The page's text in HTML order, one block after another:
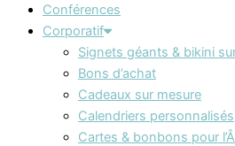
Conférences
Corporatif
Signets géants & bikini
Bons d’achat
Cadeaux sur mesure
Calendriers personnalisés
Cartes & bonbons pour